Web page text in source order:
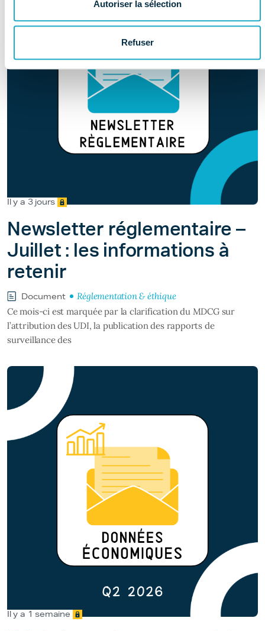
Autoriser la sélection
Refuser
Il y a 3 jours
Newsletter réglementaire –
Juillet : les informations à
retenir
Document
Réglementation & éthique
Ce mois-ci est marquée par la clarification du MDCG sur
l’attribution des UDI, la publication des rapports de
surveillance des
Il y a 1 semaine